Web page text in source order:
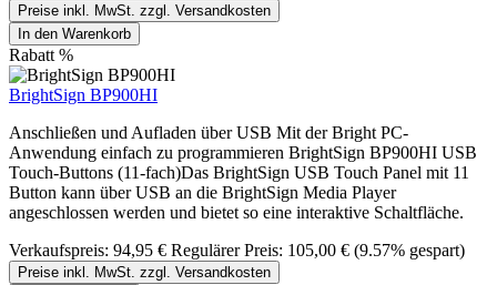
Preise inkl. MwSt. zzgl. Versandkosten
In den Warenkorb
Rabatt %
BrightSign BP900HI
Anschließen und Aufladen über USB Mit der Bright PC-
Anwendung einfach zu programmieren BrightSign BP900HI USB
Touch-Buttons (11-fach)Das BrightSign USB Touch Panel mit 11
Button kann über USB an die BrightSign Media Player
angeschlossen werden und bietet so eine interaktive Schaltfläche.
Verkaufspreis: 94,95 € Regulärer Preis: 105,00 € (9.57% gespart)
Preise inkl. MwSt. zzgl. Versandkosten